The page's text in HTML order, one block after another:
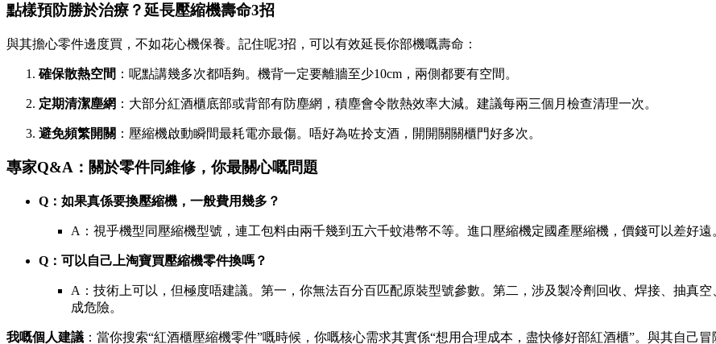
點樣預防勝於治療？延長壓縮機壽命3招
與其擔心零件邊度買，不如花心機保養。記住呢3招，可以有效延長你部機嘅壽命：
確保散熱空間 ：呢點講幾多次都唔夠。機背一定要離牆至少10cm，兩側都要有空間。
定期清潔塵網 ：大部分紅酒櫃底部或背部有防塵網，積塵會令散熱效率大減。建議每兩三個月檢查清理一次。
避免頻繁開關 ：壓縮機啟動瞬間最耗電亦最傷。唔好為咗拎支酒，開開關關櫃門好多次。
專家Q&A：關於零件同維修，你最關心嘅問題
Q：如果真係要換壓縮機，一般費用幾多？
A：視乎機型同壓縮機型號，連工包料由兩千幾到五六千蚊港幣不等。進口壓縮機定國產壓縮機，價錢可以差好遠
Q：可以自己上淘寶買壓縮機零件換嗎？
A：技術上可以，但極度唔建議。第一，你無法百分百匹配原裝型號參數。第二，涉及製冷劑回收、焊接、抽真
成危險。
我嘅個人建議 ：當你搜索“紅酒櫃壓縮機零件”嘅時候，你嘅核心需求其實係“想用合理成本，盡快修好部紅酒櫃”。與其自己